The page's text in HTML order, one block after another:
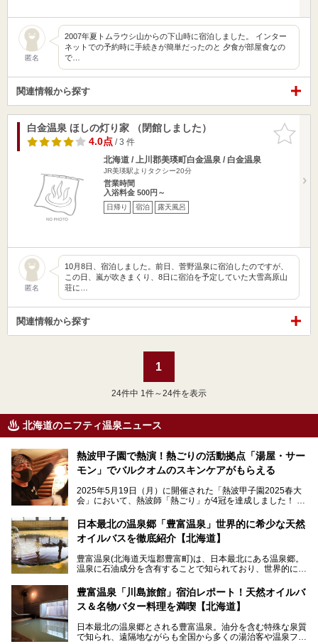
匿名
2007年夏トムラウシ山からの下山時に宿泊しました。 インター
ネットでの予約時に手続きが簡単だったのと 夕食が部屋食なの
で…
関連情報から探す
お気に入
りに追加
白金温泉 ほしの灯り家 （閉館しました）
4.0点/ 3 件
北海道 / 上川郡美瑛町白金温泉 / 白金温泉
JR美瑛駅よりタクシー20分
営業時間
入浴料金 500円～
日帰り 宿泊 露天風呂
匿名
10月8日、宿泊しました。前日、菅野温泉に宿泊したのですが、
この日、嵐が吹きまくり、8日に宿泊を予定していた大雪高原山
荘に…
関連情報から探す
1
24件中 1件～24件を表示
北海道のニフティ温泉ニュース
熱波甲子園で熱演！熱ごりの活動拠点「湯屋・サー
モン」でバルクオムのスキンケアがもらえる
2025年5月19日（月）に開催された「熱波甲子園2025春大
会」において、熱波師「熱ごり」が4冠を達成しました！
動拠点である北海道の銭湯「湯屋・サーモン」にて、メンズ
スキンケアブランド バルクオムの「ONE DAY KIT」を数量
限定でプレゼントいたします。
で、ぜひお試しください。※6月13日配布開始、なくなり次
第終了
───
提供元：株式会社バルクオム【PR】
この記事は株式会社バルクオム商品のPR記事です。
日本最北の温泉郷「豊富温泉」世界的に希少な天然
オイルバスを徹底紹介【北海道】
豊富温泉(北海道天塩郡豊富町)は、日本最北にある温泉郷。
温泉に石油成分を含有することで知られており、世界的にも
に特効があると言われ、遠隔地ながらも全国から湯治・療養
目的で多くの人々が訪れます。
地体験し、独自の視点で豊富温泉の“天然オイルバス”をレポ
ート。温泉地概要や日帰り入浴施設をはじめ、宿泊施設・ア
豊富温泉「川島旅館」宿泊レポート！天然オイルバ
ス＆名物バター料理を満喫【北海道】
日本最北の温泉郷とされる豊富温泉。油分を含む特殊な泉質
で知られ、遠隔地ながらも全国から多くの湯治客や温泉ファ